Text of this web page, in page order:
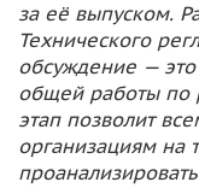
за её выпуском.
Технического
обсуждение —
общей работы по
этап позволит
организациям на